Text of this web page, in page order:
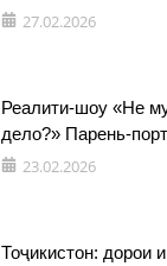
27.02.2026
Реалити-шоу «Не
дело?» Парень-
23.02.2026
Тоҷикистон: дорои